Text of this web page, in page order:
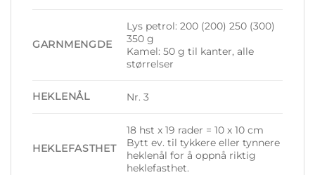
GARNMENGDE
Lys petrol: 200 (200) 250 (300)
350 g
Kamel: 50 g til kanter, alle
størrelser
HEKLENÅL Nr. 3
HEKLEFASTHET
18 hst x 19 rader = 10 x 10 cm
Bytt ev. til tykkere eller tynnere
heklenål for å oppnå riktig
heklefasthet.